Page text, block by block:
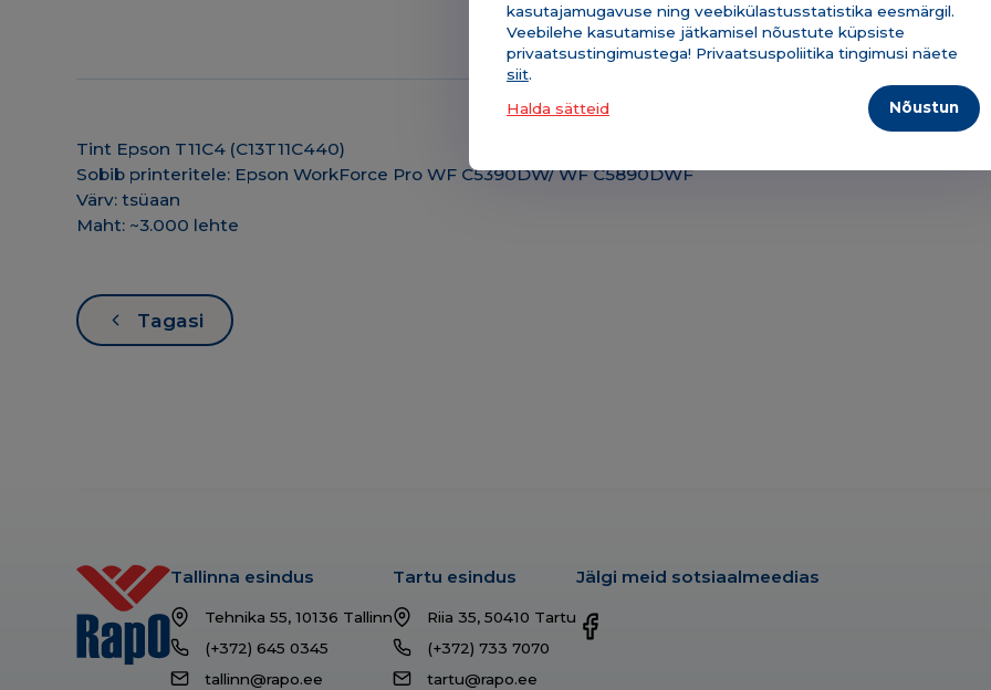
kasutajamugavuse ning veebikülastusstatistika eesmärgil.
Veebilehe kasutamise jätkamisel nõustute küpsiste
privaatsustingimustega! Privaatsuspoliitika tingimusi näete
siit.
Halda sätteid
Nõustun
Kirjeldus & tehniline infoLisainfo
Tint Epson T11C4 (C13T11C440)
Sobib printeritele: Epson WorkForce Pro WF C5390DW/ WF C5890DWF
Värv: tsüaan
Maht: ~3.000 lehte
Tagasi
Tallinna esindus
Tehnika 55, 10136 Tallinn
(+372) 645 0345
tallinn@rapo.ee
Tartu esindus
Riia 35, 50410 Tartu
(+372) 733 7070
tartu@rapo.ee
Jälgi meid sotsiaalmeedias